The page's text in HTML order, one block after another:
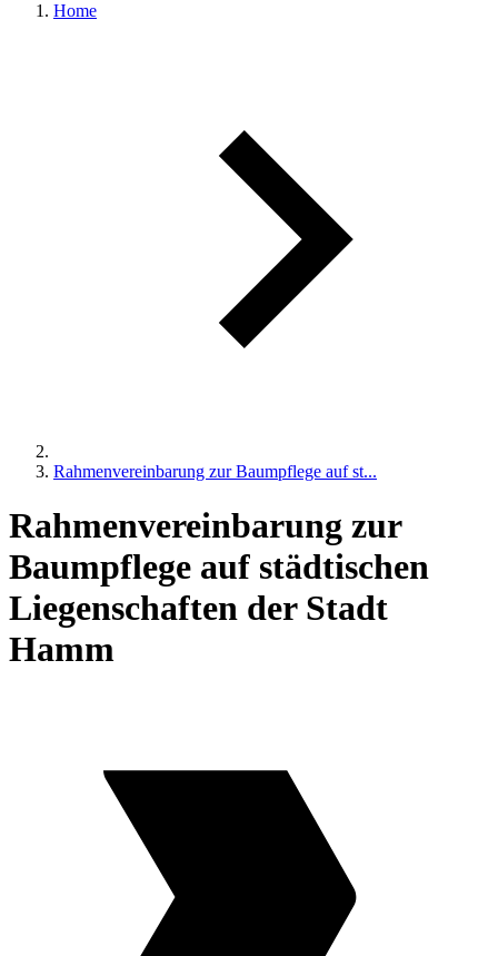
Home
Rahmenvereinbarung zur Baumpflege auf st...
Rahmenvereinbarung zur
Baumpflege auf städtischen
Liegenschaften der Stadt
Hamm